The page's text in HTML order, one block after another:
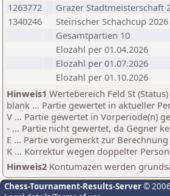
1263772
Grazer Stadtmeisterschaft
1340246
Steirischer Schachcup 2026
Gesamtpartien 10
Elozahl per 01.04.2026
Elozahl per 01.07.2026
Elozahl per 01.10.2026
Hinweis1 Wertebereich Feld St (Status)
blank ... Partie gewertet in aktueller
V ... Partie gewertet in Vorperiode(n)
- ... Partie nicht gewertet, da Gegner
E ... Partie vorgemerkt zur
K ... Korrektur wegen doppelter
Hinweis2 Kontumazen werden
Chess-Tournament-Results-Server©